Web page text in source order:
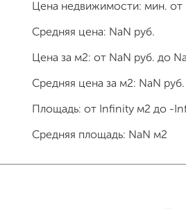
Цена недвижимости: мин. от
Средняя цена: NaN руб.
Цена за м2: от NaN руб. до
Средняя цена за м2: NaN руб.
Площадь: от Infinity м2 до -
Средняя площадь: NaN м2